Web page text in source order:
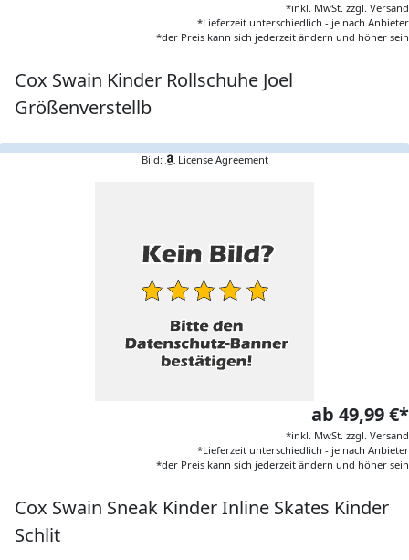
*inkl. MwSt. zzgl. Versand
*Lieferzeit unterschiedlich - je nach Anbieter
*der Preis kann sich jederzeit ändern und höher sein
Cox Swain Kinder Rollschuhe Joel
Größenverstellb
Bild: License Agreement
ab 49,99 €*
*inkl. MwSt. zzgl. Versand
*Lieferzeit unterschiedlich - je nach Anbieter
*der Preis kann sich jederzeit ändern und höher sein
Cox Swain Sneak Kinder Inline Skates Kinder
Schlit